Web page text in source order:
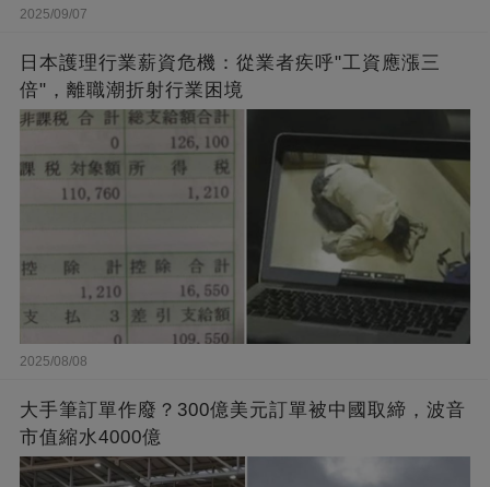
2025/09/07
日本護理行業薪資危機：從業者疾呼"工資應漲三
倍"，離職潮折射行業困境
2025/08/08
大手筆訂單作廢？300億美元訂單被中國取締，波音
市值縮水4000億